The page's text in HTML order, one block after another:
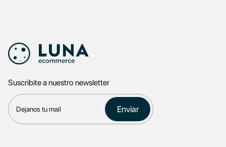
Suscribite a nuestro newsletter
Enviar